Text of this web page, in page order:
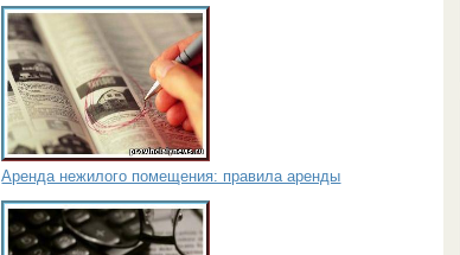
Аренда нежилого помещения: правила аренды